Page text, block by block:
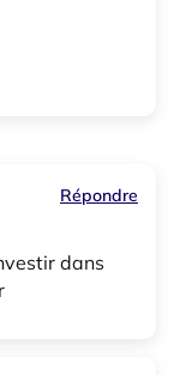
Répondre
dans